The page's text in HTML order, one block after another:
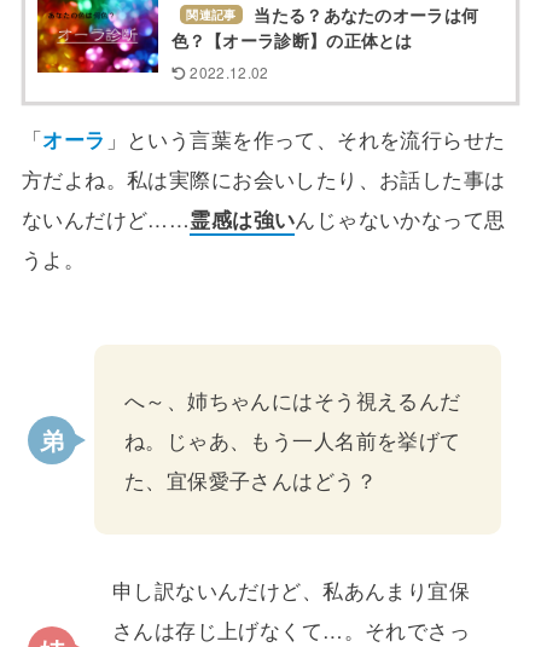
関連記事
当たる？あなたのオーラは何
色？【オーラ診断】の正体とは
2022.12.02
「オーラ 」という言葉を作って、それを流行らせた
方だよね。私は実際にお会いしたり、お話した事は
ないんだけど……霊感は強いんじゃないかなって思
うよ。
へ～、姉ちゃんにはそう視えるんだ
ね。じゃあ、もう一人名前を挙げて
た、宜保愛子さんはどう？
申し訳ないんだけど、私あんまり宜保
さんは存じ上げなくて…。それでさっ